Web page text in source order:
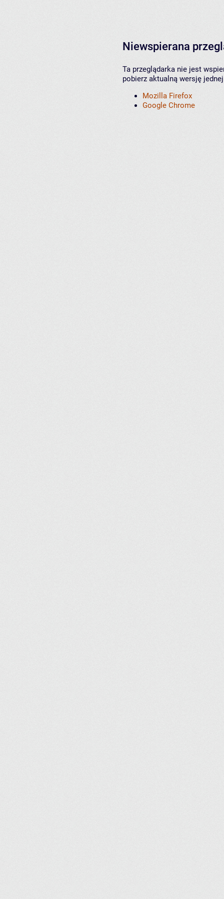
Niewspierana
Ta przeglądarka nie jest
pobierz aktualną wersję
Mozilla Firefox
Google Chrome